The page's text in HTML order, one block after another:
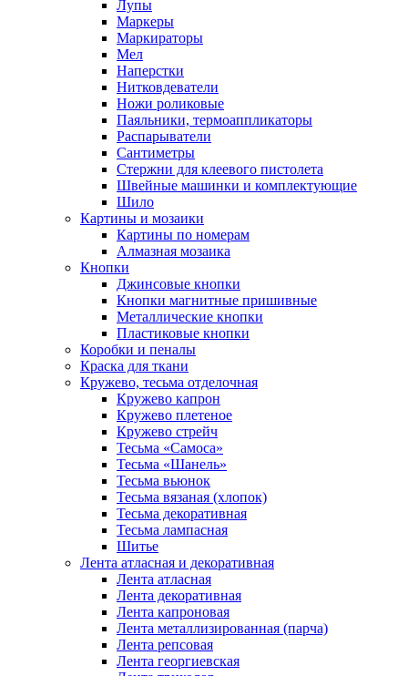
Лупы
Маркеры
Маркираторы
Мел
Наперстки
Нитковдеватели
Ножи роликовые
Паяльники, термоаппликаторы
Распарыватели
Сантиметры
Стержни для клеевого пистолета
Швейные машинки и комплектующие
Шило
Картины и мозаики
Картины по номерам
Алмазная мозаика
Кнопки
Джинсовые кнопки
Кнопки магнитные пришивные
Металлические кнопки
Пластиковые кнопки
Коробки и пеналы
Краска для ткани
Кружево, тесьма отделочная
Кружево капрон
Кружево плетеное
Кружево стрейч
Тесьма «Самоса»
Тесьма «Шанель»
Тесьма вьюнок
Тесьма вязаная (хлопок)
Тесьма декоративная
Тесьма лампасная
Шитье
Лента атласная и декоративная
Лента атласная
Лента декоративная
Лента капроновая
Лента металлизированная (парча)
Лента репсовая
Лента георгиевская